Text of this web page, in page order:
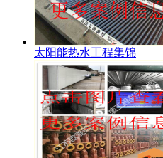
太阳能热水工程集锦